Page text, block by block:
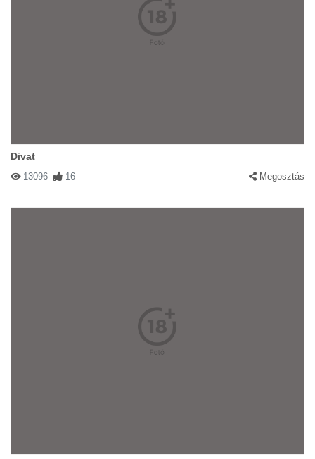
Divat
13096 16 Megosztás